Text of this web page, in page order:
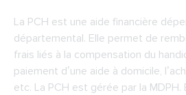
La PCH est une aide financière
départemental. Elle permet de
frais liés à la compensation du
paiement d’une aide à domicile,
etc. La PCH est gérée par la